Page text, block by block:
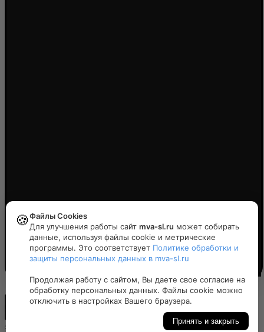
🍪Файлы Cookies
Для улучшения работы сайт mva-sl.ru может собирать
данные, используя файлы cookie и метрические
программы. Это соответствует Политике обработки и
защиты персональных данных в mva-sl.ru
Продолжая работу с сайтом, Вы даете свое согласие на
обработку персональных данных. Файлы cookie можно
отключить в настройках Вашего браузера.
Принять и закрыть